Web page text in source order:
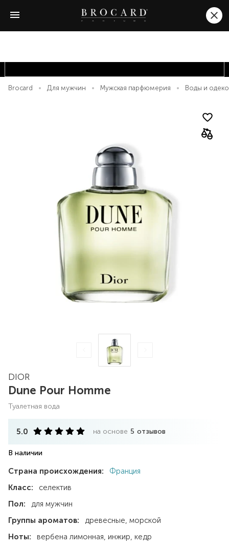
Brocard Для мужчин Мужская парфюмерия Воды и
DIOR
Dune Pour Homme
туалетная вода
5.0 на основе 5 отзывов
В наличии
Страна происхождения:
Франция
Класс:
селектив
Пол:
для мужчин
Группы ароматов:
древесные морской
Ноты:
вербена лимонная инжир кедр